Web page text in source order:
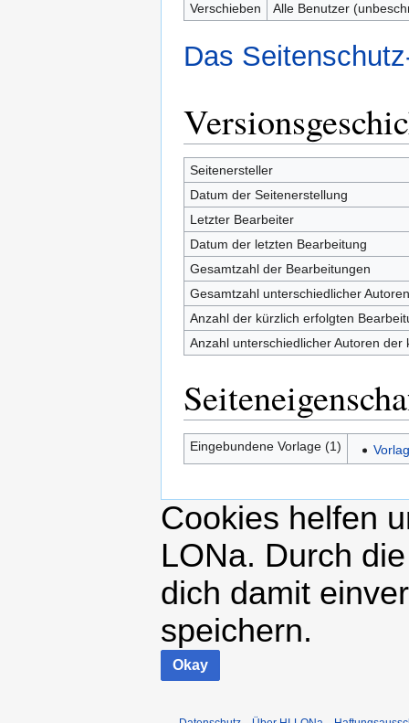
Verschieben
Alle Benutzer
Das
Seitenersteller
Datum der Seitenerstellung
Letzter Bearbeiter
Datum der letzten Bearbeitung
Gesamtzahl der Bearbeitungen
Gesamtzahl unterschiedlicher Autoren
Anzahl der kürzlich erfolgten
Anzahl unterschiedlicher Autoren
Eingebundene Vorlage (1)
Cookies helfen
LONa. Durch
dich damit
speichern.
Okay